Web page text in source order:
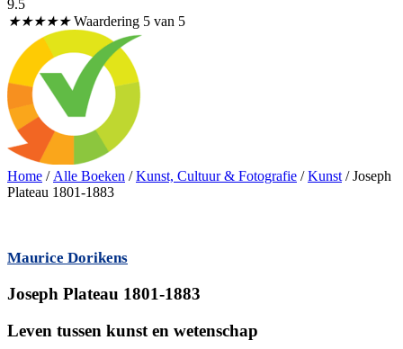
9.5
★★★★★ Waardering 5 van 5
Home / Alle Boeken /Kunst, Cultuur & Fotografie /Kunst / Joseph
Plateau 1801-1883
Maurice Dorikens
Joseph Plateau 1801-1883
Leven tussen kunst en wetenschap